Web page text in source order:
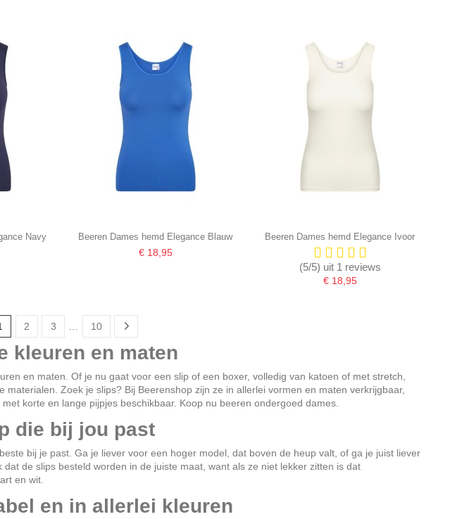
Navy Beeren Dames hemd Elegance Blauw
€ 18,95
Beeren Dames hemd Elegance Ivoor
(5/5) uit 1 reviews
€ 18,95
2 3 10
kleuren en maten
en maten. Of je nu gaat voor een slip of een boxer, volledig van katoen of met stretch,
materialen. Zoek je slips? Bij Beerenshop zijn ze in allerlei vormen en maten verkrijgbaar,
korte en lange pijpjes beschikbaar. Koop nu beeren ondergoed dames.
die bij jou past
bij je past. Ga je liever voor een hoger model, dat boven de heup valt, of ga je juist liever
de slips besteld worden in de juiste maat, want als ze niet lekker zitten is dat
en wit.
en in allerlei kleuren